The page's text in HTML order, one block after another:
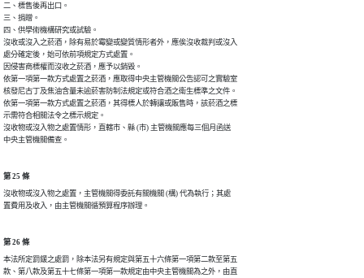
二、標售後再出口。
三、捐贈。
四、供學術機構研究或試驗。
沒收或沒入之菸酒，除有易於霉變或變質情形者外，應俟沒收裁判或沒入
處分確定後，始可依前項規定方式處置。
因侵害商標權而沒收之菸酒，應予以銷毀。
依第一項第一款方式處置之菸酒，應取得中央主管機關公告認可之實驗室
核發尼古丁及焦油含量未逾菸害防制法規定或符合酒之衛生標準之文件。
依第一項第一款方式處置之菸酒，其得標人於轉讓或販售時，該菸酒之標
示需符合相關法令之標示規定。
沒收物或沒入物之處置情形，直轄市、縣 (市) 主管機關應每三個月函送
中央主管機關備查。
第 25 條
沒收物或沒入物之處置，主管機關得委託有關機關 (構) 代為執行；其處
置費用及收入，由主管機關循預算程序辦理。
第 26 條
本法所定罰鍰之處罰，除本法另有規定與第五十六條第一項第二款至第五
款、第八款及第五十七條第一項第一款規定由中央主管機關為之外，由直